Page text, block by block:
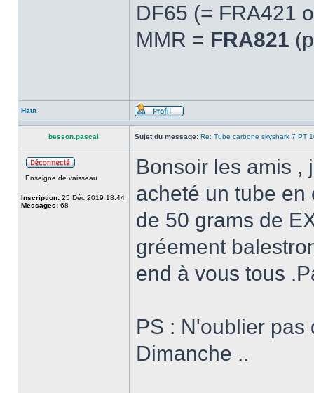
DF65 (= FRA421
MMR = FRA821
Haut
besson.pascal Sujet du message: Re: Tube carbone skyshark 7 PT
Enseigne de vaisseau
Inscription: 25 Déc 2019 18:44
Messages: 68
Bonsoir les amis ,
acheté un tube
de 50 grams de
gréement
end à vous tous
PS : N'oublier
Dimanche ..